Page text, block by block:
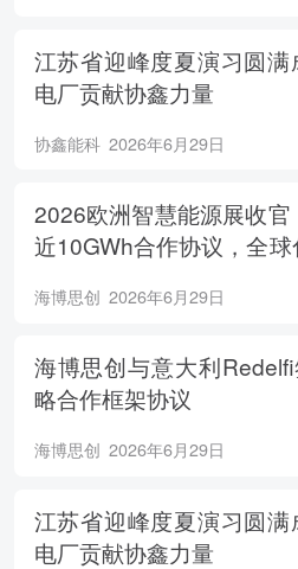
江苏省迎峰度夏演习圆
电厂贡献协鑫力量
协鑫能科 2026年6月29日
2026欧洲智慧能源展收
近10GWh合作协议，全球
海博思创 2026年6月29日
海博思创与意大利
略合作框架协议
海博思创 2026年6月29日
江苏省迎峰度夏演习圆
电厂贡献协鑫力量